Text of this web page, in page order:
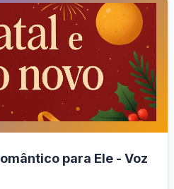
para Ele - Voz